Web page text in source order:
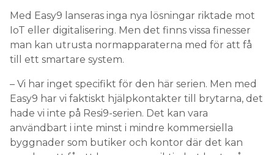
– Vi har inget specifikt för den här serien. Men med
Easy9 har vi faktiskt hjälpkontakter till brytarna, det
hade vi inte på Resi9-serien. Det kan vara
byggnader som butiker och kontor där det kan
vara bra att få ett larm om en viktig last bryts, såsom
ett kylrum. Då får man en indikering, antingen
visuellt, ljudsignal eller via ett överordnat system.
Dessutom passar såklart samma energisensorer,